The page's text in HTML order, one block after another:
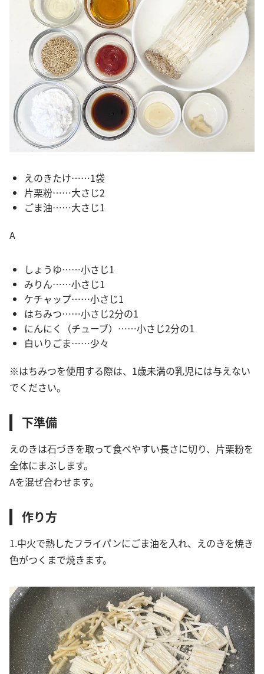
えのきたけ……1袋
片栗粉……大さじ2
ごま油……大さじ1
A
しょうゆ……小さじ1
みりん……小さじ1
ケチャップ……小さじ1
はちみつ……小さじ2分の1
にんにく（チューブ）……小さじ2分の1
白いりごま……少々
※はちみつを使用する際は、1歳未満の乳児には与えない
でください。
下準備
えのきは石づきを取って食べやすい長さに切り、片栗粉を
全体にまぶします。
Aを混ぜ合わせます。
作り方
1.中火で熱したフライパンにごま油を入れ、えのきを焼き
色がつくまで焼きます。